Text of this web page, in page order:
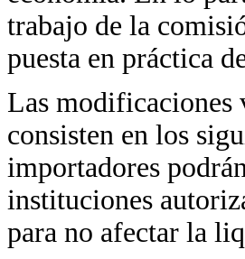
trabajo de la
puesta en práctica
Las modificaciones
consisten en los
importadores
instituciones
para no afectar la